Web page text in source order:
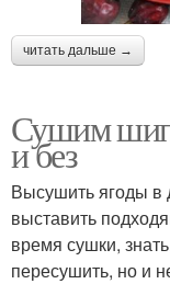
читать дальше →
Сушим
и без
Высушить ягоды в
выставить
время сушки,
пересушить, но и